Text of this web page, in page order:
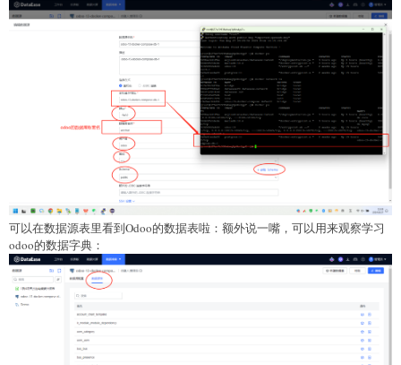
可以在数据源表里看到Odoo的数据表啦：额外说一嘴，可以用来观察学习
odoo的数据字典：